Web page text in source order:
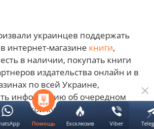
украинцев поддержать
интернет-магазине книги,
в наличии, покупать книги
издательства онлайн и в
по всей Украине,
информацию об очередном
культуре и бизнесу,
взнос на
Помощь Ексклюзив Viber